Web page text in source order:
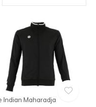
Indian Maharadja